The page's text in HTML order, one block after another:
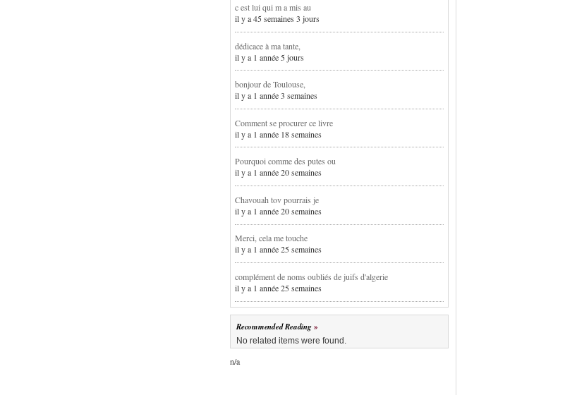
c est lui qui m a mis au
il y a 45 semaines 3 jours
dédicace à ma tante,
il y a 1 année 5 jours
bonjour de Toulouse,
il y a 1 année 3 semaines
Comment se procurer ce livre
il y a 1 année 18 semaines
Pourquoi comme des putes ou
il y a 1 année 20 semaines
Chavouah tov pourrais je
il y a 1 année 20 semaines
Merci, cela me touche
il y a 1 année 25 semaines
complément de noms oubliés de juifs d'algerie
il y a 1 année 25 semaines
Recommended Reading
No related items were found.
n/a